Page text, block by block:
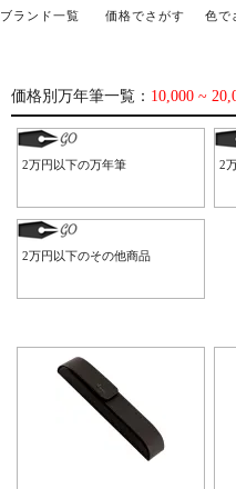
ブランド一覧 価格でさがす 色で
価格別万年筆一覧： 10,000 ~
2万円以下の万年筆 2
2万円以下のその他商品